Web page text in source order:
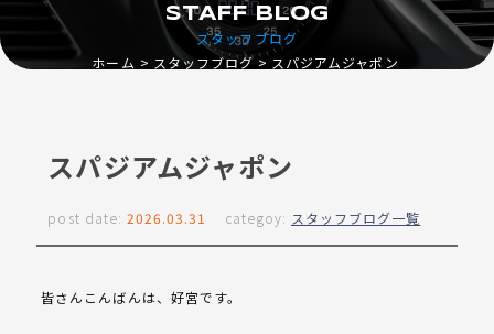
スタッフブログ
STAFF BLOG
ホーム スタッフブログ スパジアムジャポン
スパジアムジャポン
post date: 2026.03.31 categoy: スタッフブログ一覧
皆さんこんばんは、好宮です。